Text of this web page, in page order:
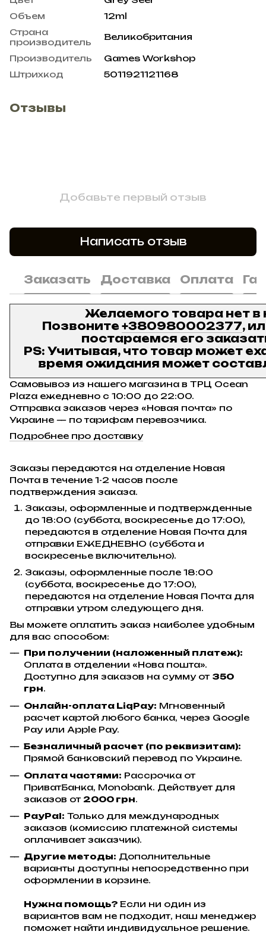
Объем
12ml
Страна
производитель
Великобритания
Производитель
Games Workshop
Штрихкод
5011921121168
Отзывы
Добавьте первый отзыв
Написать отзыв
Заказать Доставка Оплата
Желаемого товара нет в
Позвоните +380980002377,
постараемся его
PS: Учитывая, что товар может
время ожидания может
Самовывоз из нашего магазина в ТРЦ Ocean
Plaza ежедневно с 10:00 до 22:00.
Отправка заказов через «Новая почта» по
Украине — по тарифам перевозчика.
Подробнее про доставку
Заказы передаются на отделение Новая
Почта в течение 1-2 часов после
подтверждения заказа.
Заказы, оформленные и подтвержденные
до 18:00 (суббота, воскресенье до 17:00),
передаются в отделение Новая Почта для
отправки ЕЖЕДНЕВНО (суббота и
воскресенье включительно).
Заказы, оформленные после 18:00
(суббота, воскресенье до 17:00),
передаются на отделение Новая Почта для
отправки утром следующего дня.
Вы можете оплатить заказ наиболее удобным
для вас способом:
При получении (наложенный платеж):
Оплата в отделении «Нова пошта».
Доступно для заказов на сумму от 350
грн.
Онлайн-оплата LiqPay: Мгновенный
расчет картой любого банка, через Google
Pay или Apple Pay.
Безналичный расчет (по реквизитам):
Прямой банковский перевод по Украине.
Оплата частями: Рассрочка от
ПриватБанка, Monobank. Действует для
заказов от 2000 грн.
PayPal: Только для международных
заказов (комиссию платежной системы
оплачивает заказчик).
Другие методы: Дополнительные
варианты доступны непосредственно при
оформлении в корзине.
Нужна помощь? Если ни один из
вариантов вам не подходит, наш менеджер
поможет найти индивидуальное решение.